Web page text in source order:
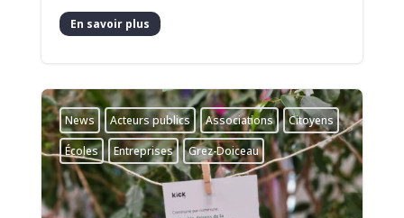
En savoir plus
News Acteurs publics Associations
Citoyens
Écoles
Entreprises Grez-Doiceau